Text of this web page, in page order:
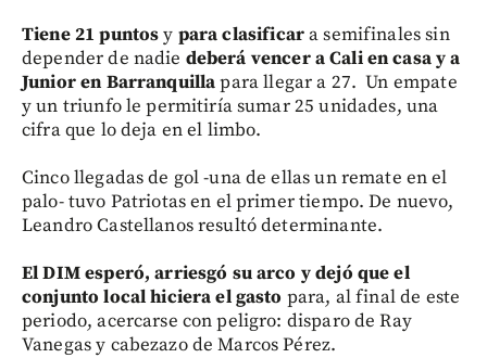
Tiene 21 puntosy para clasificara semifinales sin
depender de nadie deberá vencer a Cali en casa y a
Junior en Barranquillapara llegar a 27. Un empate
y un triunfo le permitiría sumar 25 unidades, una
cifra que lo deja en el limbo.
Cinco llegadas de gol -una de ellas un remate en el
palo- tuvo Patriotas en el primer tiempo. De nuevo,
Leandro Castellanos resultó determinante.
El DIM esperó, arriesgó su arco y dejó que el
conjunto local hiciera el gasto para, al final de este
periodo, acercarse con peligro: disparo de Ray
Vanegas y cabezazo de Marcos Pérez.